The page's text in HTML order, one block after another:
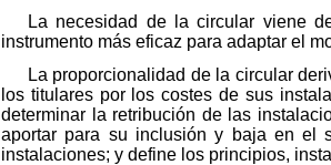
La necesidad de la circular viene
instrumento más eficaz para adaptar el
La proporcionalidad de la circular
los titulares por los costes de sus
determinar la retribución de las
aportar para su inclusión y baja en el
instalaciones; y define los principios,